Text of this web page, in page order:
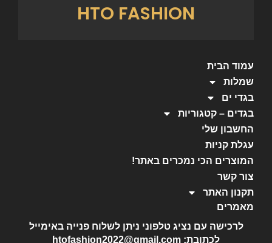
HTO FASHION
עמוד הבית
שמלות
בגדי ים
בגדים – קטגוריות
החשבון שלי
עגלת קניות
המוצרים הכי נמכרים באתר!
צור קשר
תקנון האתר
מאמרים
לרכישה עם נציג טלפוני ניתן לשלוח פנייה באימייל
לכתובת: htofashion2022@gmail.com